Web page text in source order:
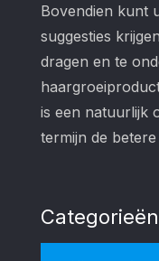
Bovendien kunt
suggesties
dragen en te
is een natuurlijk
termijn de
Categorieën